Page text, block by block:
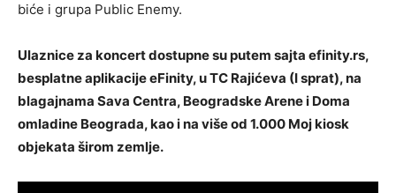
biće i grupa Public Enemy.
Ulaznice za koncert dostupne su putem sajta efinity.rs,
besplatne aplikacije eFinity, u TC Rajićeva (I sprat), na
blagajnama Sava Centra, Beogradske Arene i Doma
omladine Beograda, kao i na više od 1.000 Moj kiosk
objekata širom zemlje.